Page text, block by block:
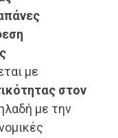
με
στον
με την